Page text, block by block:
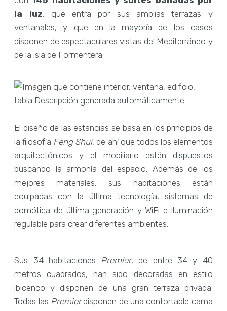
la luz, que entra por sus amplias terrazas y
ventanales, y que en la mayoría de los casos
disponen de espectaculares vistas del Mediterráneo y
de la isla de Formentera.
El diseño de las estancias se basa en los principios de
la filosofía Feng Shui, de ahí que todos los elementos
arquitectónicos y el mobiliario estén dispuestos
buscando la armonía del espacio. Además de los
mejores materiales, sus habitaciones están
equipadas con la última tecnología, sistemas de
domótica de última generación y WiFi e iluminación
regulable para crear diferentes ambientes.
Sus 34 habitaciones Premier, de entre 34 y 40
metros cuadrados, han sido decoradas en estilo
ibicenco y disponen de una gran terraza privada.
Todas las Premierdisponen de una confortable cama